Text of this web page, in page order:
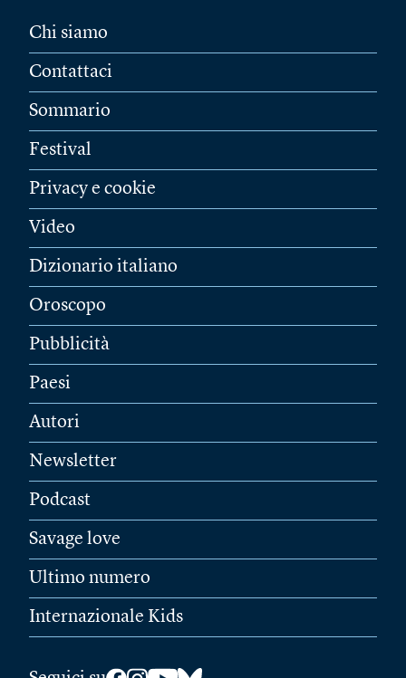
Chi siamo
Contattaci
Sommario
Festival
Privacy e cookie
Video
Dizionario italiano
Oroscopo
Pubblicità
Paesi
Autori
Newsletter
Podcast
Savage love
Ultimo numero
Internazionale Kids